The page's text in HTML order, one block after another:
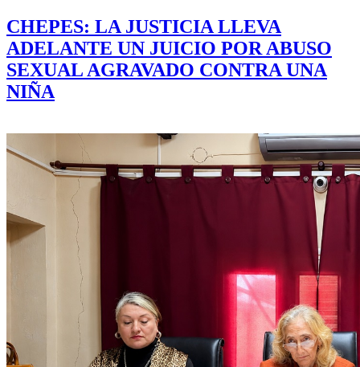
CHEPES: LA JUSTICIA LLEVA
ADELANTE UN JUICIO POR ABUSO
SEXUAL AGRAVADO CONTRA UNA
NIÑA